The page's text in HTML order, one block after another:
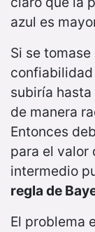
azul es
Si se
subiría
de manera
Entonces
para el valor
intermedio
regla de
El problema